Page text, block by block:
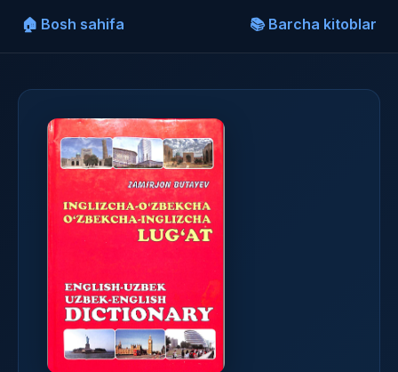
🏠 Bosh sahifa 📚 Barcha kitoblar